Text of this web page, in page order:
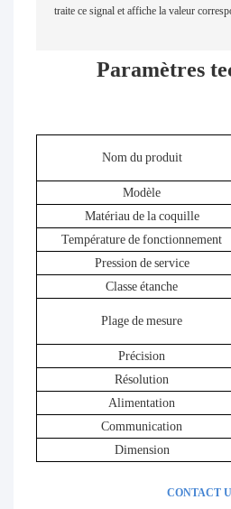
traite ce signal et affiche la valeur
Paramètres
Nom du produit
Modèle
Matériau de la coquille
Température de fonctionnement
Pression de service
Classe étanche
Plage de mesure
Précision
Résolution
Alimentation
Communication
Dimension
CONTACT